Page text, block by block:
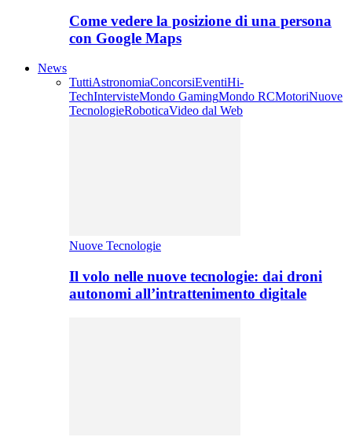
Come vedere la posizione di una persona
con Google Maps
News
TuttiAstronomiaConcorsiEventiHi-
TechIntervisteMondo GamingMondo RCMotoriNuove
TecnologieRoboticaVideo dal Web
Nuove Tecnologie
Il volo nelle nuove tecnologie: dai droni
autonomi all’intrattenimento digitale